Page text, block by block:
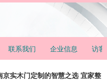
联系我们 企业信息 访客
京实木门定制的智慧之选 宜家整